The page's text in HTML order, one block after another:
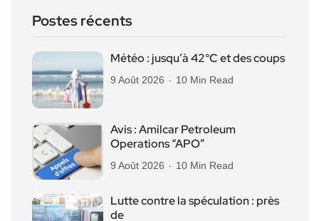
Postes récents
Météo : jusqu’à 42°C et des coups
9 Août 2026 10 Min Read
Avis : Amilcar Petroleum
Operations “APO”
9 Août 2026 10 Min Read
Lutte contre la spéculation : près
de